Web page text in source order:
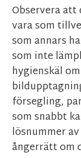
Observera
vara som
som annars
som inte
hygienskäl
försegling,
som snabbt
lösnummer
ångerrätt om